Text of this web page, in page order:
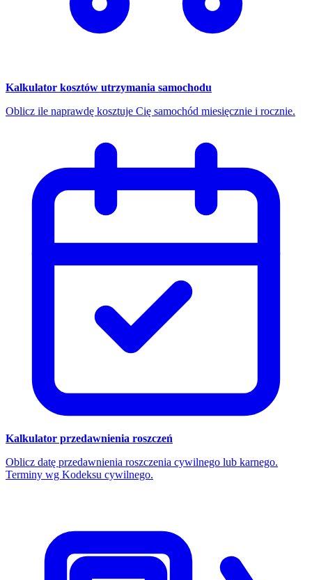
Kalkulator kosztów utrzymania samochodu
Oblicz ile naprawdę kosztuje Cię samochód miesięcznie i rocznie.
Kalkulator przedawnienia roszczeń
Oblicz datę przedawnienia roszczenia cywilnego lub karnego.
Terminy wg Kodeksu cywilnego.